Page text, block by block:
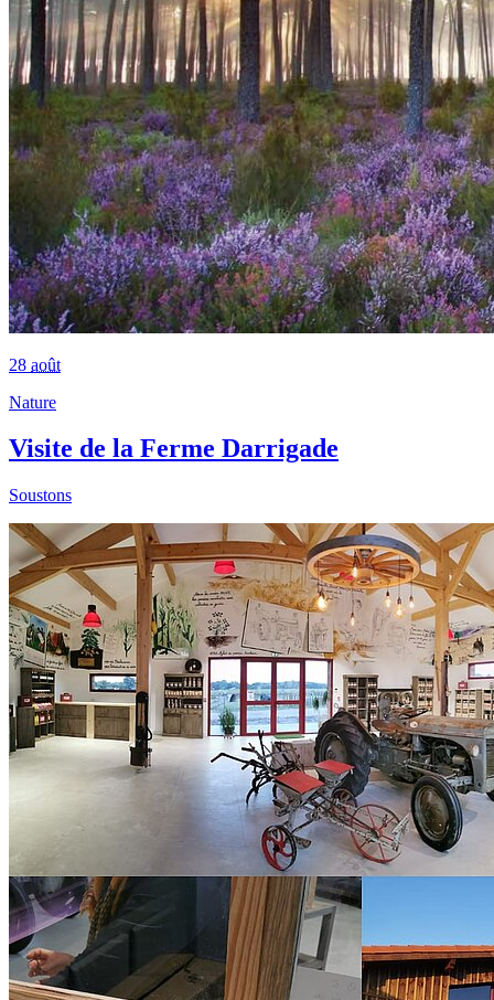
28 août
Nature
Visite de la Ferme Darrigade
Soustons